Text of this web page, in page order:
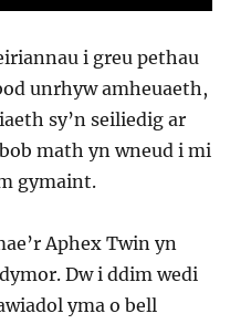
i greu pethau
unrhyw amheuaeth,
sy’n seiliedig ar
math yn wneud i mi
gymaint.
Aphex Twin yn
Dw i ddim wedi
yma o bell